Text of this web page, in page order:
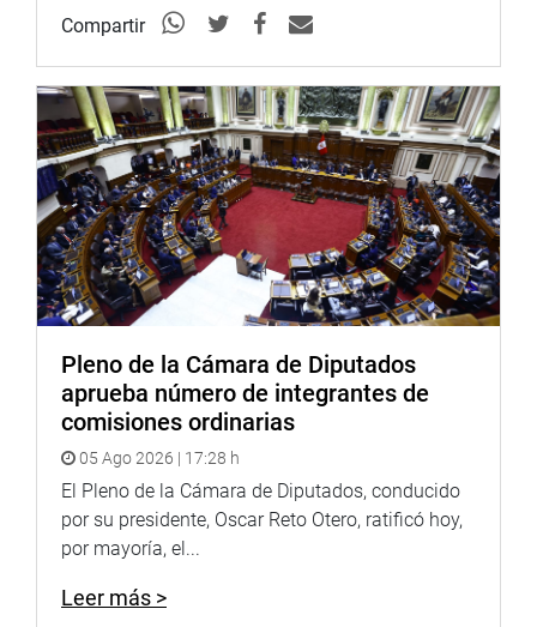
Compartir
Pleno de la Cámara de Diputados
aprueba número de integrantes de
comisiones ordinarias
05 Ago 2026 | 17:28 h
El Pleno de la Cámara de Diputados, conducido
por su presidente, Oscar Reto Otero, ratificó hoy,
por mayoría, el...
Leer más >